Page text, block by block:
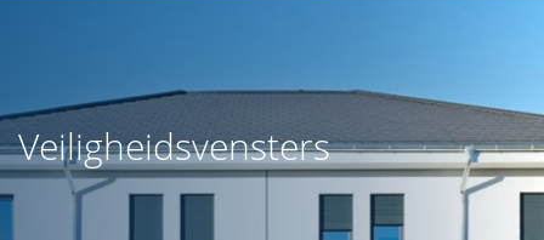
Veiligheidsvensters